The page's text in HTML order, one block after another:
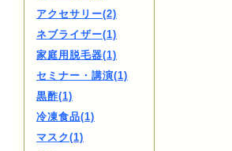
アクセサリー(2)
ネブライザー(1)
家庭用脱毛器(1)
セミナー・講演(1)
黒酢(1)
冷凍食品(1)
マスク(1)